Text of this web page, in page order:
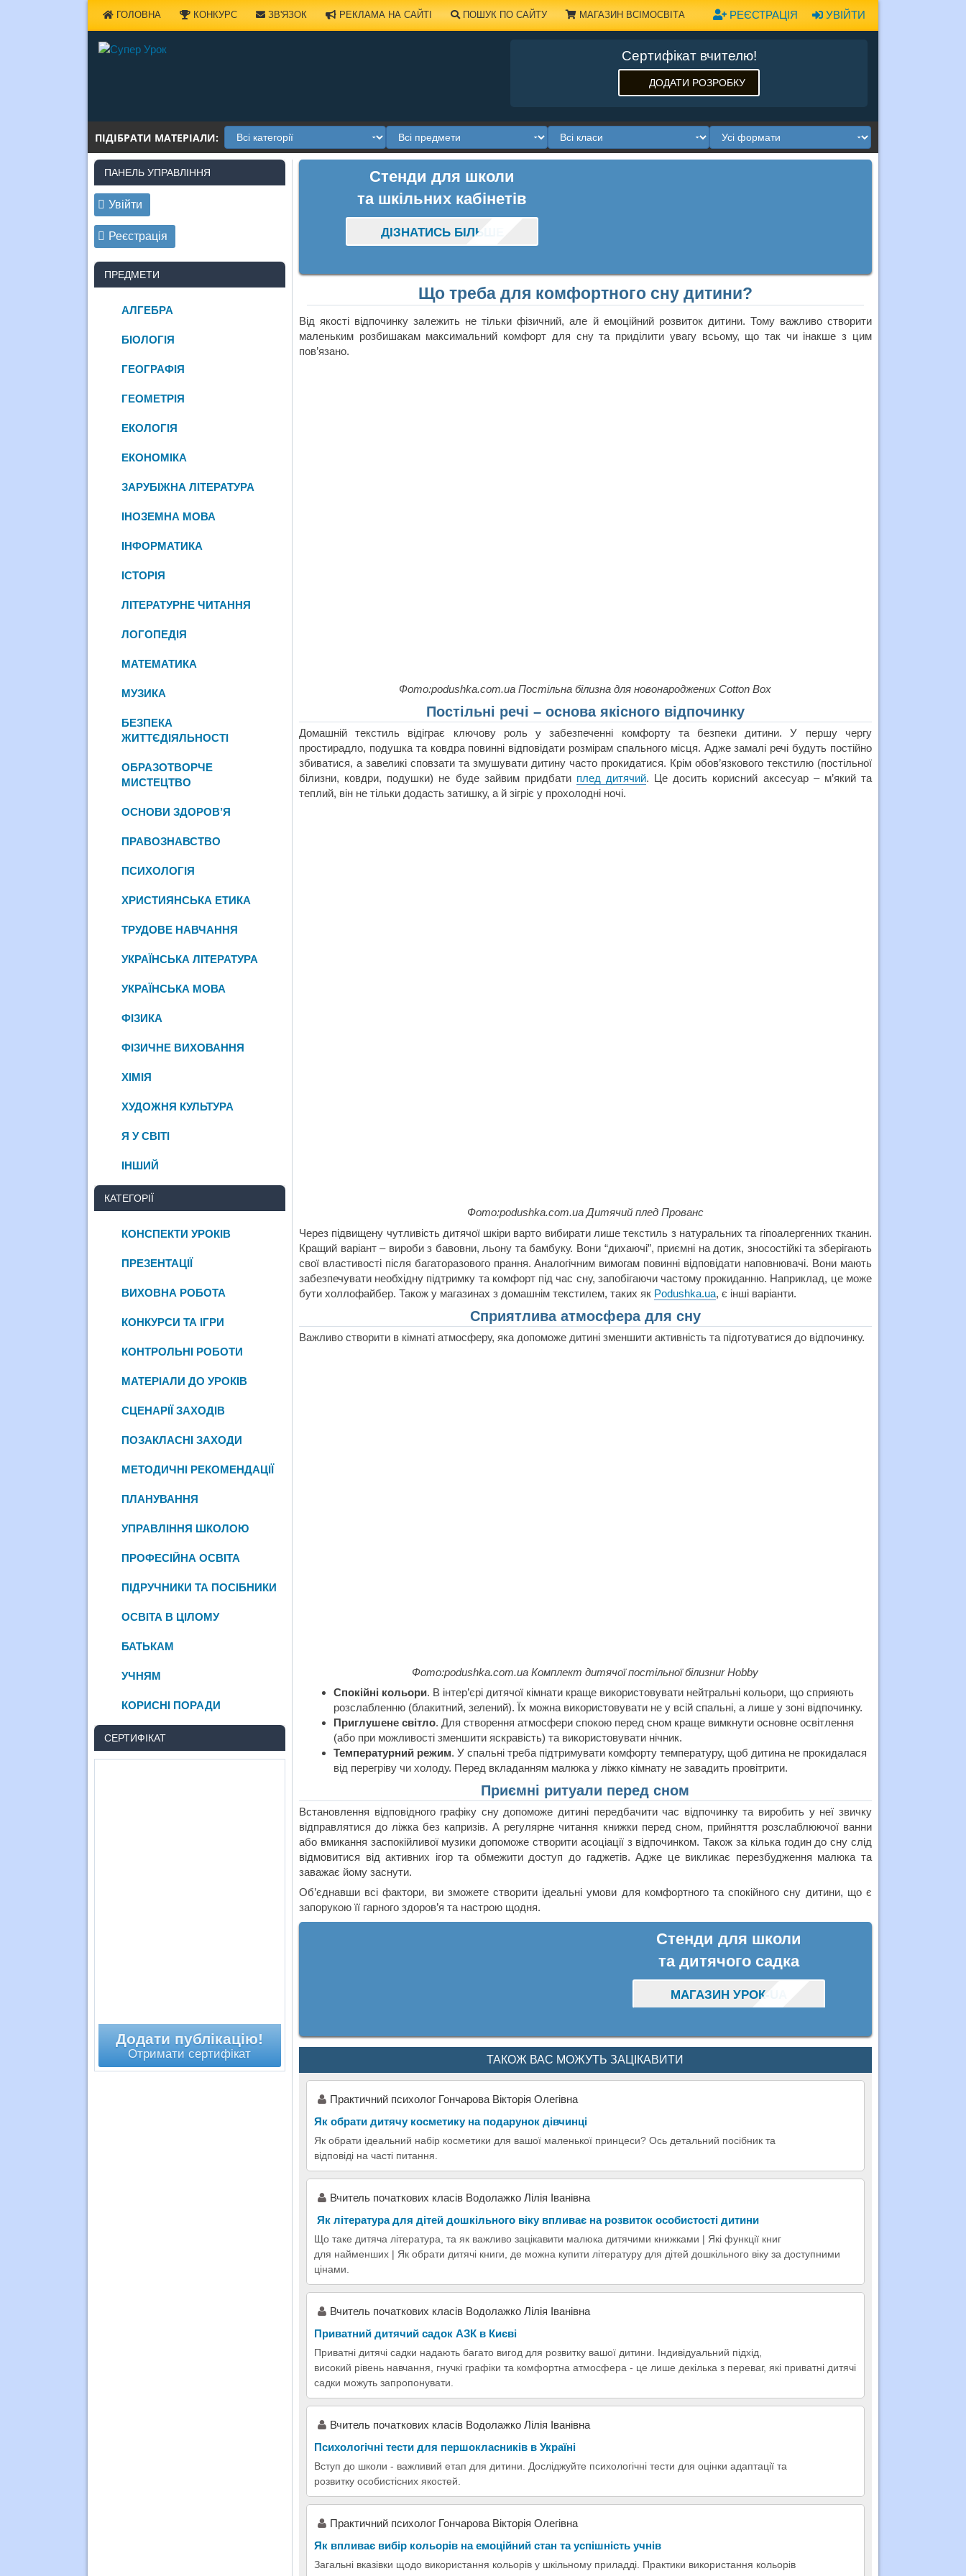
УВІЙТИ
РЕЄСТРАЦІЯ
ГОЛОВНА КОНКУРС ЗВ'ЯЗОК РЕКЛАМА НА САЙТІ ПОШУК ПО САЙТУ МАГАЗИН ВСІМОСВІТА
Сертифікат вчителю!
ДОДАТИ РОЗРОБКУ
ПІДІБРАТИ МАТЕРІАЛИ:
Стенди для школи
та шкільних кабінетів
ДІЗНАТИСЬ БІЛЬШЕ
Що треба для комфортного сну дитини?
Від якості відпочинку залежить не тільки фізичний, але й емоційний розвиток дитини. Тому важливо створити
маленьким розбишакам максимальний комфорт для сну та приділити увагу всьому, що так чи інакше з цим
пов’язано.
Фото:podushka.com.ua Постільна білизна для новонароджених Cotton Box
Постільні речі – основа якісного відпочинку
Домашній текстиль відіграє ключову роль у забезпеченні комфорту та безпеки дитини. У першу чергу
простирадло, подушка та ковдра повинні відповідати розмірам спального місця. Адже замалі речі будуть постійно
збиватися, а завеликі сповзати та змушувати дитину часто прокидатися. Крім обов’язкового текстилю (постільної
білизни, ковдри, подушки) не буде зайвим придбати плед дитячий. Це досить корисний аксесуар – м’який та
теплий, він не тільки додасть затишку, а й зігріє у прохолодні ночі.
Фото:podushka.com.ua Дитячий плед Прованс
Через підвищену чутливість дитячої шкіри варто вибирати лише текстиль з натуральних та гіпоалергенних тканин.
Кращий варіант – вироби з бавовни, льону та бамбуку. Вони “дихаючі”, приємні на дотик, зносостійкі та зберігають
свої властивості після багаторазового прання. Аналогічним вимогам повинні відповідати наповнювачі. Вони мають
забезпечувати необхідну підтримку та комфорт під час сну, запобігаючи частому прокиданню. Наприклад, це може
бути холлофайбер. Також у магазинах з домашнім текстилем, таких як Podushka.ua, є інші варіанти.
Сприятлива атмосфера для сну
Важливо створити в кімнаті атмосферу, яка допоможе дитині зменшити активність та підготуватися до відпочинку.
Фото:podushka.com.ua Комплект дитячої постільної білизниr Hobby
Спокійні кольори. В інтер’єрі дитячої кімнати краще використовувати нейтральні кольори, що сприяють
розслабленню (блакитний, зелений). Їх можна використовувати не у всій спальні, а лише у зоні відпочинку.
Приглушене світло. Для створення атмосфери спокою перед сном краще вимкнути основне освітлення
(або при можливості зменшити яскравість) та використовувати нічник.
Температурний режим. У спальні треба підтримувати комфорту температуру, щоб дитина не прокидалася
від перегріву чи холоду. Перед вкладанням малюка у ліжко кімнату не завадить провітрити.
Приємні ритуали перед сном
Встановлення відповідного графіку сну допоможе дитині передбачити час відпочинку та виробить у неї звичку
відправлятися до ліжка без капризів. А регулярне читання книжки перед сном, прийняття розслаблюючої ванни
або вмикання заспокійливої музики допоможе створити асоціації з відпочинком. Також за кілька годин до сну слід
відмовитися від активних ігор та обмежити доступ до гаджетів. Адже це викликає перезбудження малюка та
заважає йому заснути.
Об’єднавши всі фактори, ви зможете створити ідеальні умови для комфортного та спокійного сну дитини, що є
запорукою її гарного здоров’я та настрою щодня.
Стенди для школи
та дитячого садка
МАГАЗИН УРОК-UA
ТАКОЖ ВАС МОЖУТЬ ЗАЦІКАВИТИ
Практичний психолог Гончарова Вікторія Олегівна
Як обрати дитячу косметику на подарунок дівчинці
Як обрати ідеальний набір косметики для вашої маленької принцеси? Ось детальний посібник та
відповіді на часті питання.
Вчитель початкових класів Водолажко Лілія Іванівна
Як література для дітей дошкільного віку впливає на розвиток особистості дитини
Що таке дитяча література, та як важливо зацікавити малюка дитячими книжками | Які функції книг
для найменших | Як обрати дитячі книги, де можна купити літературу для дітей дошкільного віку за доступними
цінами.
Вчитель початкових класів Водолажко Лілія Іванівна
Приватний дитячий садок АЗК в Києві
Приватні дитячі садки надають багато вигод для розвитку вашої дитини. Індивідуальний підхід,
високий рівень навчання, гнучкі графіки та комфортна атмосфера - це лише декілька з переваг, які приватні дитячі
садки можуть запропонувати.
Вчитель початкових класів Водолажко Лілія Іванівна
Психологічні тести для першокласників в Україні
Вступ до школи - важливий етап для дитини. Досліджуйте психологічні тести для оцінки адаптації та
розвитку особистісних якостей.
Практичний психолог Гончарова Вікторія Олегівна
Як впливає вибір кольорів на емоційний стан та успішність учнів
Загальні вказівки щодо використання кольорів у шкільному приладді. Практики використання кольорів
ПАНЕЛЬ УПРАВЛІННЯ
Увійти
Реєстрація
ПРЕДМЕТИ
АЛГЕБРА
БІОЛОГІЯ
ГЕОГРАФІЯ
ГЕОМЕТРІЯ
ЕКОЛОГІЯ
ЕКОНОМІКА
ЗАРУБІЖНА ЛІТЕРАТУРА
ІНОЗЕМНА МОВА
ІНФОРМАТИКА
ІСТОРІЯ
ЛІТЕРАТУРНЕ ЧИТАННЯ
ЛОГОПЕДІЯ
МАТЕМАТИКА
МУЗИКА
БЕЗПЕКА
ЖИТТЄДІЯЛЬНОСТІ
ОБРАЗОТВОРЧЕ
МИСТЕЦТВО
ОСНОВИ ЗДОРОВ’Я
ПРАВОЗНАВСТВО
ПСИХОЛОГІЯ
ХРИСТИЯНСЬКА ЕТИКА
ТРУДОВЕ НАВЧАННЯ
УКРАЇНСЬКА ЛІТЕРАТУРА
УКРАЇНСЬКА МОВА
ФІЗИКА
ФІЗИЧНЕ ВИХОВАННЯ
ХІМІЯ
ХУДОЖНЯ КУЛЬТУРА
Я У СВІТІ
ІНШИЙ
КАТЕГОРІЇ
КОНСПЕКТИ УРОКІВ
ПРЕЗЕНТАЦІЇ
ВИХОВНА РОБОТА
КОНКУРСИ ТА ІГРИ
КОНТРОЛЬНІ РОБОТИ
МАТЕРІАЛИ ДО УРОКІВ
СЦЕНАРІЇ ЗАХОДІВ
ПОЗАКЛАСНІ ЗАХОДИ
МЕТОДИЧНІ РЕКОМЕНДАЦІЇ
ПЛАНУВАННЯ
УПРАВЛІННЯ ШКОЛОЮ
ПРОФЕСІЙНА ОСВІТА
ПІДРУЧНИКИ ТА ПОСІБНИКИ
ОСВІТА В ЦІЛОМУ
БАТЬКАМ
УЧНЯМ
КОРИСНІ ПОРАДИ
СЕРТИФІКАТ
Додати публікацію!
Отримати сертифікат